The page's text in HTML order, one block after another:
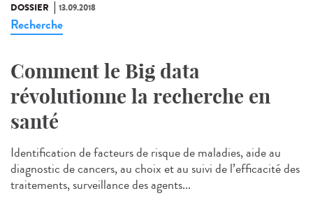
DOSSIER 13.09.2018
Recherche
Comment le Big data
révolutionne la recherche en
santé
Identification de facteurs de risque de maladies, aide au
diagnostic de cancers, au choix et au suivi de l’efficacité des
traitements, surveillance des agents...